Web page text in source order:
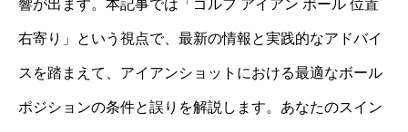
響が出ます。本記事では「ゴルフ アイアン ボール 位置
右寄り」という視点で、最新の情報と実践的なアドバイ
スを踏まえて、アイアンショットにおける最適なボール
ポジションの条件と誤りを解説します。あなたのスイン